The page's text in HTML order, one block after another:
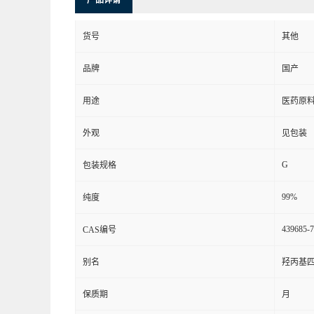
货号 其他
品牌 国产
用途 医药原
外观 见包装
包装规格 G
纯度 99%
CAS编号 439685-
别名 羟丙基
保质期 月